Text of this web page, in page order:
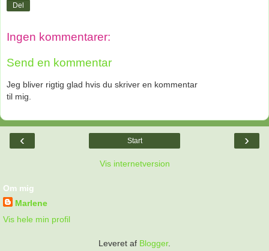
Del
Ingen kommentarer:
Send en kommentar
Jeg bliver rigtig glad hvis du skriver en kommentar
til mig.
‹ ›
Start
Vis internetversion
Om mig
Marlene
Vis hele min profil
Leveret af Blogger.